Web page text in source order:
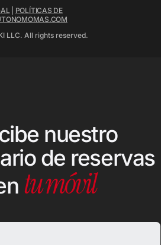
| POLÍTICAS DE
LLC. All rights reserved.
nuestro
de reservas
tu móvil